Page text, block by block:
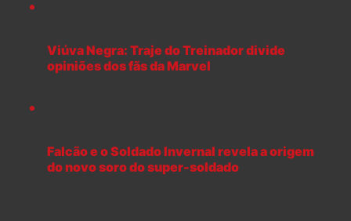
Viúva Negra: Traje do Treinador divide
opiniões dos fãs da Marvel
Falcão e o Soldado Invernal revela a origem
do novo soro do super-soldado